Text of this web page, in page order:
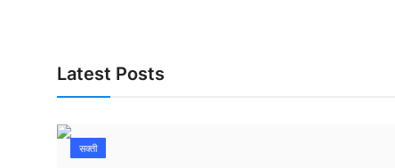
Latest Posts
सक्ती